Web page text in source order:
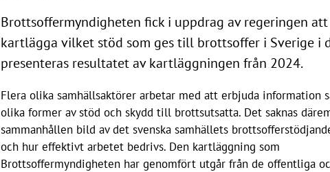
Brottsoffermyndigheten fick i uppdrag av regeringen att
kartlägga vilket stöd som ges till brottsoffer i Sverige i
presenteras resultatet av kartläggningen från 2024.
Flera olika samhällsaktörer arbetar med att erbjuda information
olika former av stöd och skydd till brottsutsatta. Det saknas
sammanhållen bild av det svenska samhällets
och hur effektivt arbetet bedrivs. Den kartläggning som
Brottsoffermyndigheten har genomfört utgår från de offentliga